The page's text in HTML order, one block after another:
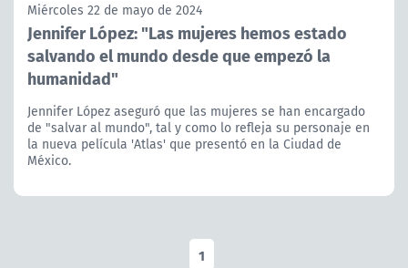
Miércoles 22 de mayo de 2024
Jennifer López: "Las mujeres hemos estado
salvando el mundo desde que empezó la
humanidad"
Jennifer López aseguró que las mujeres se han encargado
de "salvar al mundo", tal y como lo refleja su personaje en
la nueva película 'Atlas' que presentó en la Ciudad de
México.
1